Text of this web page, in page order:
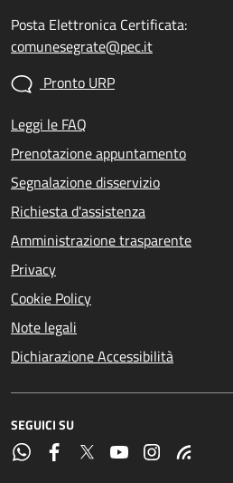
Posta Elettronica Certificata:
comunesegrate@pec.it
Pronto URP
Leggi le FAQ
Prenotazione appuntamento
Segnalazione disservizio
Richiesta d'assistenza
Amministrazione trasparente
Privacy
Cookie Policy
Note legali
Dichiarazione Accessibilità
SEGUICI SU